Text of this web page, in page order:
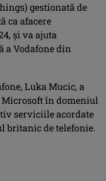
gestionată de
ca afacere
şi va ajuta
a Vodafone din
Luka Mucic, a
în domeniul
serviciile acordate
britanic de telefonie.